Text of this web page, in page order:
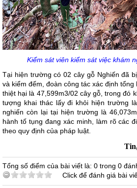
Kiểm sát viên kiểm sát việc khám
Tại hiện trường có 02 cây gỗ Nghiến đã
và kiểm đếm, đoàn công tác xác định
thiệt hại là 47,599m3/02 cây gỗ, trong đó
tượng khai thác lấy đi khỏi hiện trường
nghiến còn lại tại hiện trường là
hành tố tụng đang xác minh, làm rõ các
theo quy định của pháp luật.
Tổng số điểm của bài viết là: 0 trong 0
Click để đánh giá bài